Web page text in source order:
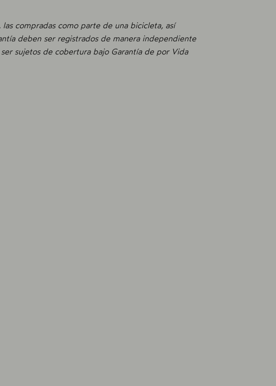
compradas como parte de una bicicleta, así
deben ser registrados de manera independiente
sujetos de cobertura bajo Garantía de por Vida